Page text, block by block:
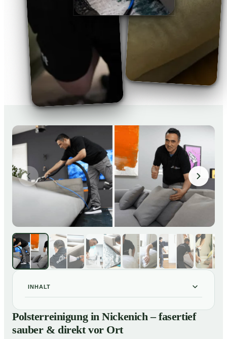
INHALT
Polsterreinigung in Nickenich – fasertief sauber &
direkt vor Ort
Polsterreinigung in Nickenich – fasertief
sauber & direkt vor Ort